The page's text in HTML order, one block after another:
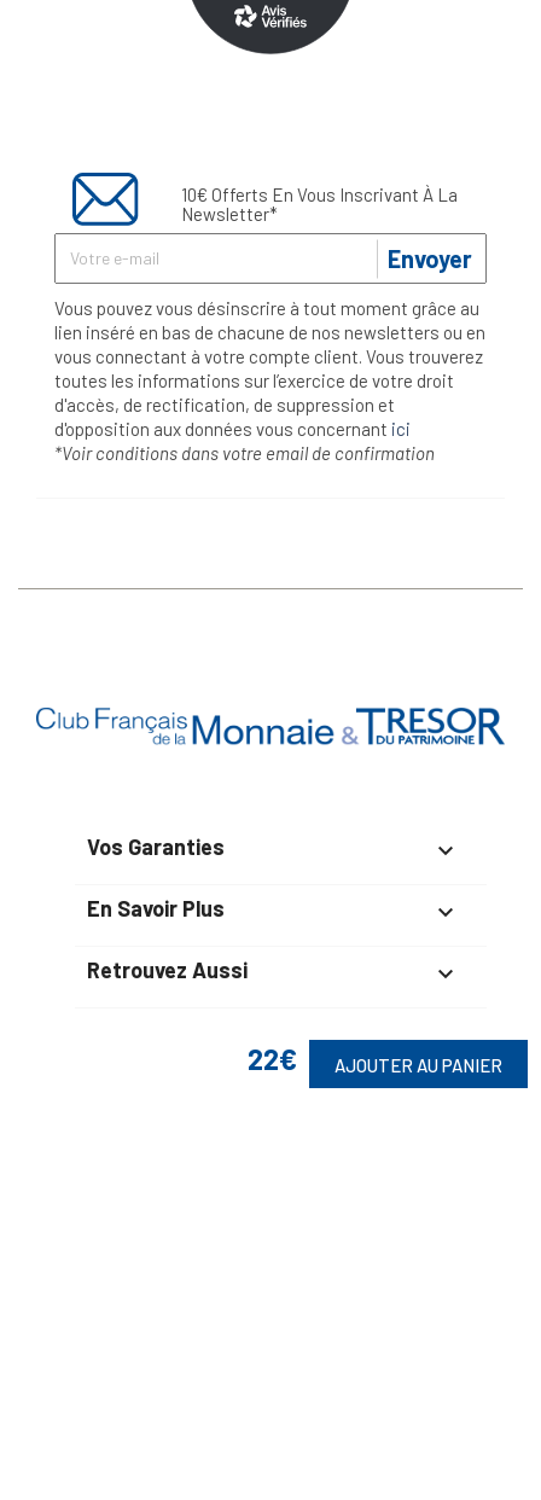
22€ AJOUTER AU PANIER
10€ Offerts En Vous Inscrivant À La
Newsletter*
Envoyer
Vous pouvez vous désinscrire à tout moment grâce au
lien inséré en bas de chacune de nos newsletters ou en
vous connectant à votre compte client. Vous trouverez
toutes les informations sur l’exercice de votre droit
d'accès, de rectification, de suppression et
d'opposition aux données vous concernant ici
*Voir conditions dans votre email de confirmation
Vos Garanties 
En Savoir Plus 
Retrouvez Aussi 